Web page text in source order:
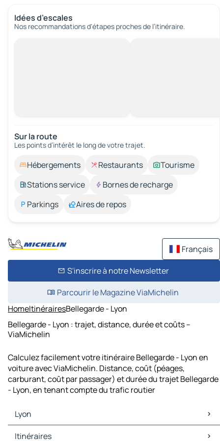
Idées d’escales
Nos recommandations d'étapes proches de l’itinéraire.
Sur la route
Les points d’intérêt le long de votre trajet.
Hébergements Restaurants
Tourisme
Stations service
Bornes de recharge
Parkings
Aires de repos
Français
S'inscrire à notre Newsletter
Parcourir le Magazine ViaMichelin
HomeItinérairesBellegarde - Lyon
Bellegarde - Lyon : trajet, distance, durée et coûts –
ViaMichelin
Calculez facilement votre itinéraire Bellegarde - Lyon en
voiture avec ViaMichelin. Distance, coût (péages,
carburant, coût par passager) et durée du trajet Bellegarde
- Lyon, en tenant compte du trafic routier
Lyon
Lyon Cartes et plans
Itinéraires